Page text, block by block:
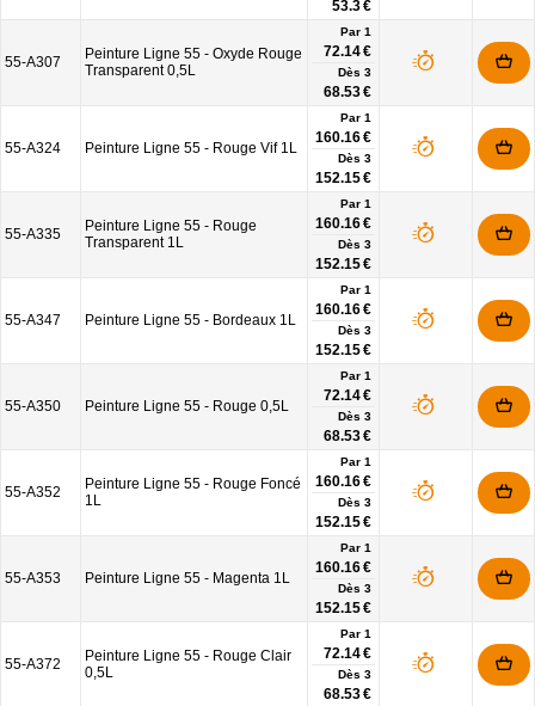
53.3 €
55-A307
Peinture Ligne 55 - Oxyde Rouge
Transparent 0,5L
Par 1
72.14 €
Dès 3
68.53 €
55-A324 Peinture Ligne 55 - Rouge Vif 1L
Par 1
160.16 €
Dès 3
152.15 €
55-A335
Peinture Ligne 55 - Rouge
Transparent 1L
Par 1
160.16 €
Dès 3
152.15 €
55-A347 Peinture Ligne 55 - Bordeaux 1L
Par 1
160.16 €
Dès 3
152.15 €
55-A350 Peinture Ligne 55 - Rouge 0,5L
Par 1
72.14 €
Dès 3
68.53 €
55-A352
Peinture Ligne 55 - Rouge Foncé
1L
Par 1
160.16 €
Dès 3
152.15 €
55-A353 Peinture Ligne 55 - Magenta 1L
Par 1
160.16 €
Dès 3
152.15 €
55-A372
Peinture Ligne 55 - Rouge Clair
0,5L
Par 1
72.14 €
Dès 3
68.53 €